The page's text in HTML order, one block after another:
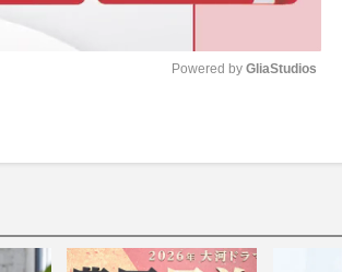
u
Powered by GliaStudios